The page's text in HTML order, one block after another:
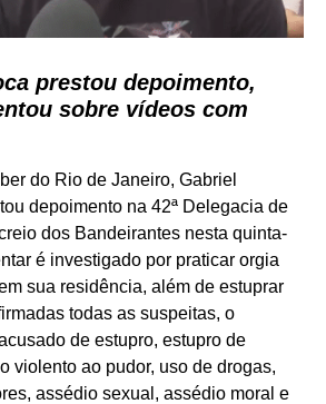
prestou depoimento,
sobre vídeos com
do Rio de Janeiro, Gabriel
depoimento na 42ª Delegacia de
dos Bandeirantes nesta quinta-
é investigado por praticar orgia
sua residência, além de estuprar
todas as suspeitas, o
de estupro, estupro de
violento ao pudor, uso de drogas,
assédio sexual, assédio moral e